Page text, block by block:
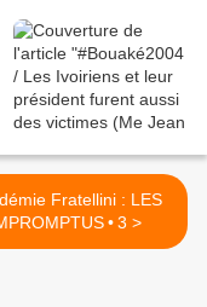
Fratellini : LES
IMPROMPTUS • 3 >